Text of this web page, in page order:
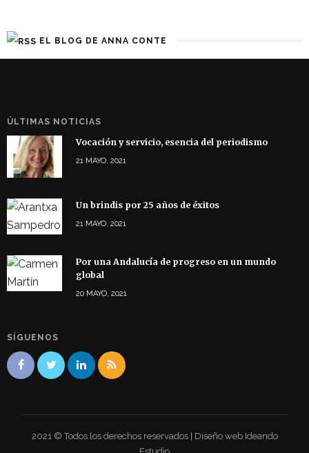
EL BLOG DE ANNA CONTE
ÚLTIMAS NOTICIAS
Vocación y servicio, esencia del periodismo
21 MAYO, 2021
Un brindis por 25 años de éxitos
21 MAYO, 2021
Por una Andalucía de progreso en un mundo
global
20 MAYO, 2021
SÍGUENOS
2021 © Todos los derechos reservados | Diseño web Ideando